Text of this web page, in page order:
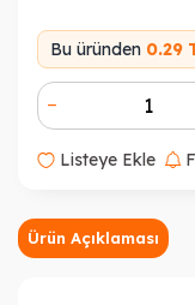
Bu üründen 0.29
Listeye Ekle
Ürün Açıklaması